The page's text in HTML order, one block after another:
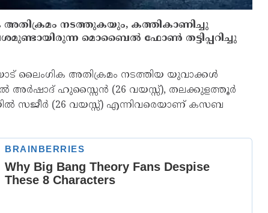
അതിക്രമം നടത്തുകയും, കത്തികാണിച്ചു
മൊബൈല്‍ ഫോണ്‍ തട്ടിപ്പറിച്ചു
ലൈംഗിക അതിക്രമം നടത്തിയ യുവാക്കള്‍
അർഷാദ് ഹുസ്സൈൻ (26 വയസ്സ്), തലക്കുളത്തൂർ
സജീര്‍ (26 വയസ്സ്) എന്നിവരെയാണ് കസബ